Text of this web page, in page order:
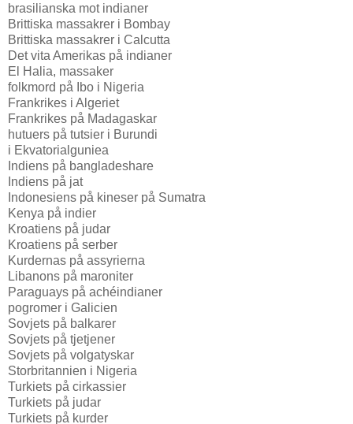
brasilianska mot indianer
Brittiska massakrer i Bombay
Brittiska massakrer i Calcutta
Det vita Amerikas på indianer
El Halia, massaker
folkmord på Ibo i Nigeria
Frankrikes i Algeriet
Frankrikes på Madagaskar
hutuers på tutsier i Burundi
i Ekvatorialguniea
Indiens på bangladeshare
Indiens på jat
Indonesiens på kineser på Sumatra
Kenya på indier
Kroatiens på judar
Kroatiens på serber
Kurdernas på assyrierna
Libanons på maroniter
Paraguays på achéindianer
pogromer i Galicien
Sovjets på balkarer
Sovjets på tjetjener
Sovjets på volgatyskar
Storbritannien i Nigeria
Turkiets på cirkassier
Turkiets på judar
Turkiets på kurder